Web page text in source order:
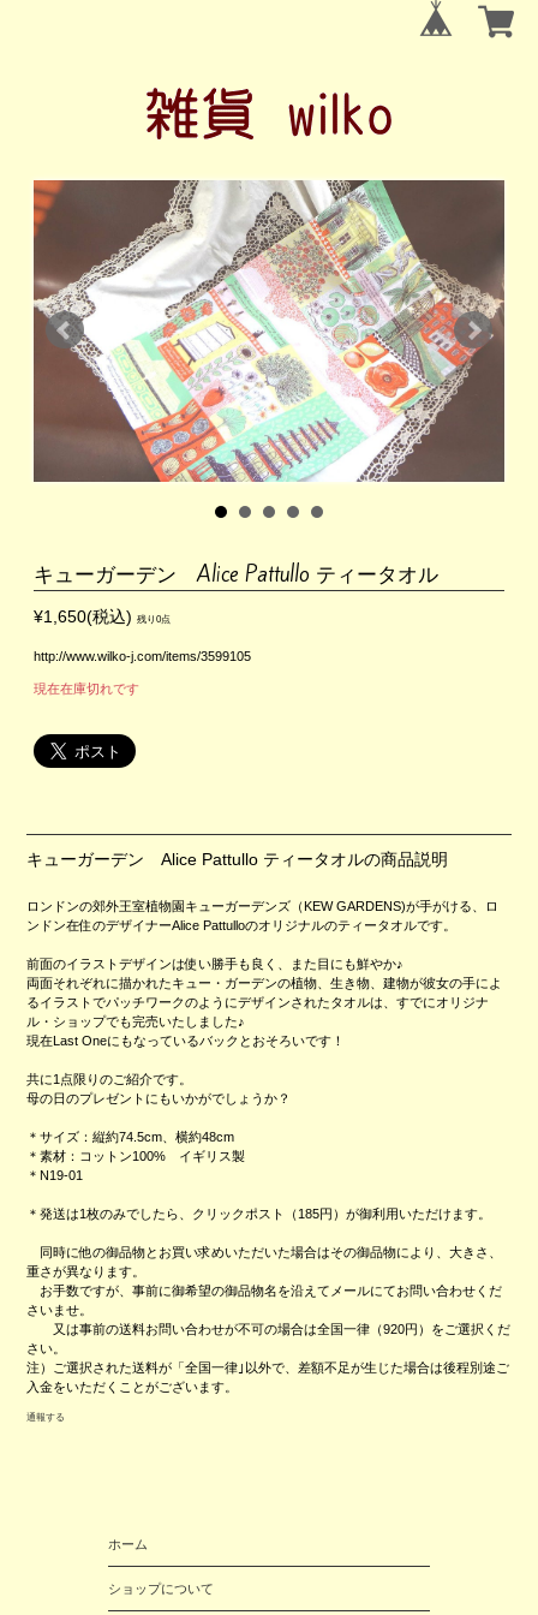
キューガーデン Alice Pattullo ティータオル
¥1,650(税込) 残り0点
http://www.wilko-j.com/items/3599105
現在在庫切れです
キューガーデン Alice Pattullo ティータオルの商品説明
ロンドンの郊外王室植物園キューガーデンズ（KEW GARDENS)が手がける、ロ
ンドン在住のデザイナーAlice Pattulloのオリジナルのティータオルです。
前面のイラストデザインは使い勝手も良く、また目にも鮮やか♪
両面それぞれに描かれたキュー・ガーデンの植物、生き物、建物が彼女の手によ
るイラストでパッチワークのようにデザインされたタオルは、すでにオリジナ
ル・ショップでも完売いたしました♪
現在Last Oneにもなっているバックとおそろいです！
共に1点限りのご紹介です。
母の日のプレゼントにもいかがでしょうか？
＊サイズ：縦約74.5cm、横約48cm
＊素材：コットン100% イギリス製
＊N19-01
＊発送は1枚のみでしたら、クリックポスト（185円）が御利用いただけます。
同時に他の御品物とお買い求めいただいた場合はその御品物により、大きさ、
重さが異なります。
お手数ですが、事前に御希望の御品物名を沿えてメールにてお問い合わせくだ
さいませ。
又は事前の送料お問い合わせが不可の場合は全国一律（920円）をご選択くだ
さい。
注）ご選択された送料が「全国一律｣以外で、差額不足が生じた場合は後程別途ご
入金をいただくことがございます。
通報する
ホーム
ショップについて